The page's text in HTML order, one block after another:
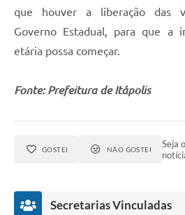
Links
Telefones Úteis
Enquete
Agenda
Diário Oficial
que houver a liberação das
Governo Estadual, para que a
etária possa começar.
Fonte: Prefeitura de Itápolis
GOSTEI NÃO GOSTEI
Seja
Secretarias Vinculadas